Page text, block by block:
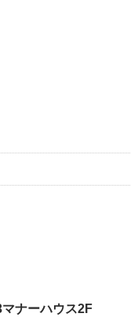
ナーハウス2F